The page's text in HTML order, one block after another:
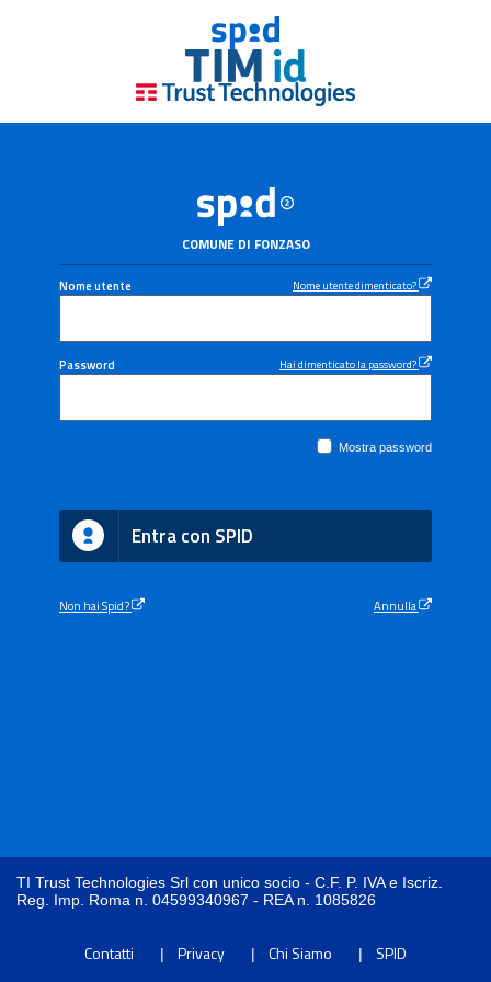
COMUNE DI FONZASO
Nome utente Nome utente dimenticato?
Password Hai dimenticato la password?
Mostra password
Entra con SPID
Non hai Spid? Annulla
TI Trust Technologies Srl con unico socio - C.F. P. IVA e Iscriz.
Reg. Imp. Roma n. 04599340967 - REA n. 1085826
Contatti Privacy Chi Siamo SPID